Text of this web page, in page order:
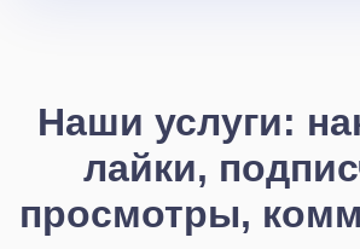
Наши услуги:
лайки,
просмотры,